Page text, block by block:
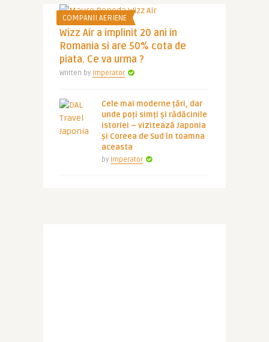
COMPANII AERIENE
Wizz Air a implinit 20 ani in
Romania si are 50% cota de
piata. Ce va urma ?
Written by Imperator
Cele mai moderne țări, dar
unde poți simți și rădăcinile
istoriei – vizitează Japonia
și Coreea de Sud în toamna
aceasta
by Imperator